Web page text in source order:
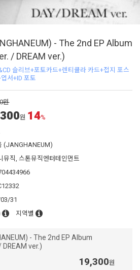
- The 2nd EP Album
/ DREAM ver.)
슬리브+포토카드+렌티큘라 카드+접지 포스
서+ID 포토
원
원 14%
(JANGHANEUM)
뮤직, 스톤뮤직엔터테인먼트
31
지역별
- The 2nd EP Album
DREAM ver.)
19,300원